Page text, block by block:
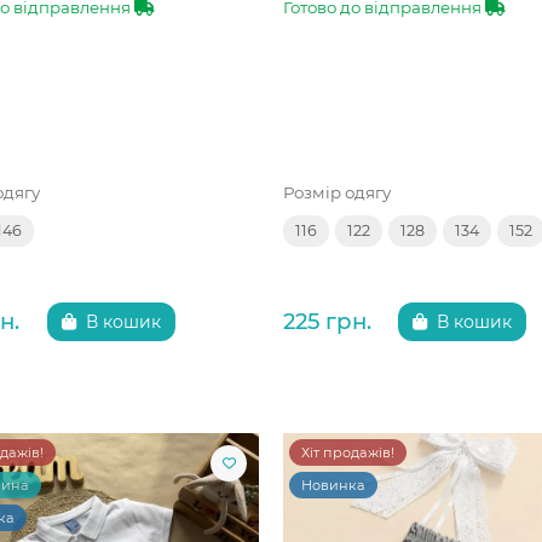
відправлення
В кошик
Готово до відправлення
Розмір одягу
116 122 128 134 152
225 грн. В кошик
Хіт продажів!
Новинка